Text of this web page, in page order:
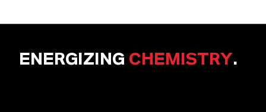
ENERGIZING CHEMISTRY.